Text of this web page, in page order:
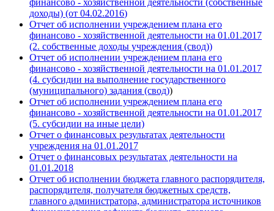
финансово - хозяйственной деятельности (собственные
доходы) (от 04.02.2016)
Отчет об исполнении учреждением плана его
финансово - хозяйственной деятельности на 01.01.2017
(2. собственные доходы учреждения (свод))
Отчет об исполнении учреждением плана его
финансово - хозяйственной деятельности на 01.01.2017
(4. субсидии на выполнение государственного
(муниципального) задания (свод))
Отчет об исполнении учреждением плана его
финансово - хозяйственной деятельности на 01.01.2017
(5. субсидии на иные цели)
Отчет о финансовых результатах деятельности
учреждения на 01.01.2017
Отчет о финансовых результатах деятельности на
01.01.2018
Отчет об исполнении бюджета главного распорядителя,
распорядителя, получателя бюджетных средств,
главного администратора, администратора источников